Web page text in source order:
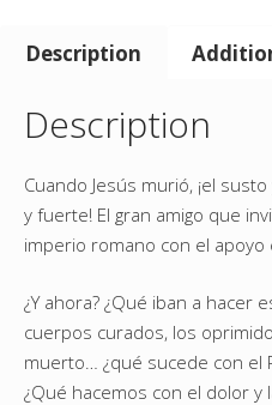
Description
Description
Cuando Jesús murió, ¡el
y fuerte! El gran amigo que
imperio romano con el
¿Y ahora? ¿Qué iban a hacer
cuerpos curados, los
muerto… ¿qué sucede con el
¿Qué hacemos con el dolor y